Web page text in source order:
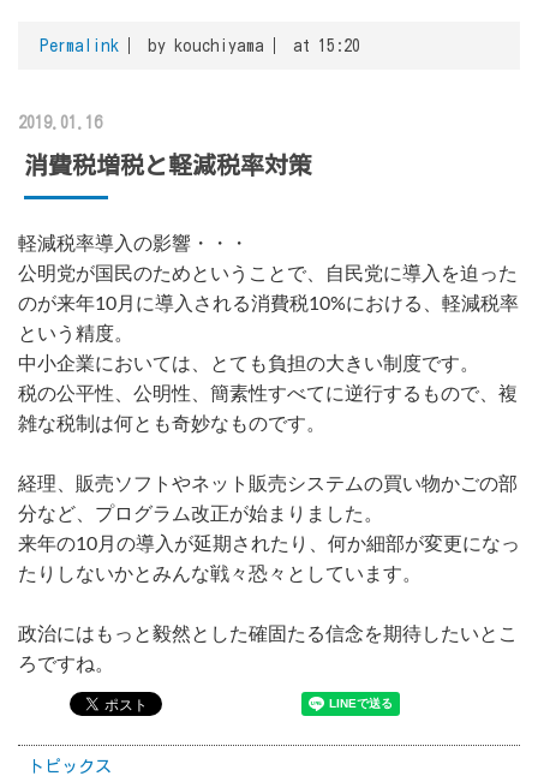
Permalink by kouchiyama at 15:20
2019.01.16
消費税増税と軽減税率対策
軽減税率導入の影響・・・
公明党が国民のためということで、自民党に導入を迫った
のが来年10月に導入される消費税10%における、軽減税率
という精度。
中小企業においては、とても負担の大きい制度です。
税の公平性、公明性、簡素性すべてに逆行するもので、複
雑な税制は何とも奇妙なものです。
経理、販売ソフトやネット販売システムの買い物かごの部
分など、プログラム改正が始まりました。
来年の10月の導入が延期されたり、何か細部が変更になっ
たりしないかとみんな戦々恐々としています。
政治にはもっと毅然とした確固たる信念を期待したいとこ
ろですね。
トピックス